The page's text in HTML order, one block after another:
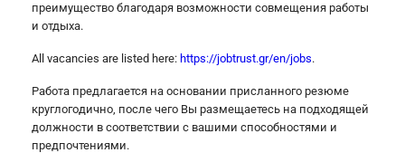
преимущество благодаря возможности совмещения работы
и отдыха.
All vacancies are listed here: https://jobtrust.gr/en/jobs.
Работа предлагается на основании присланного резюме
круглогодично, после чего Вы размещаетесь на подходящей
должности в соответствии с вашими способностями и
предпочтениями.